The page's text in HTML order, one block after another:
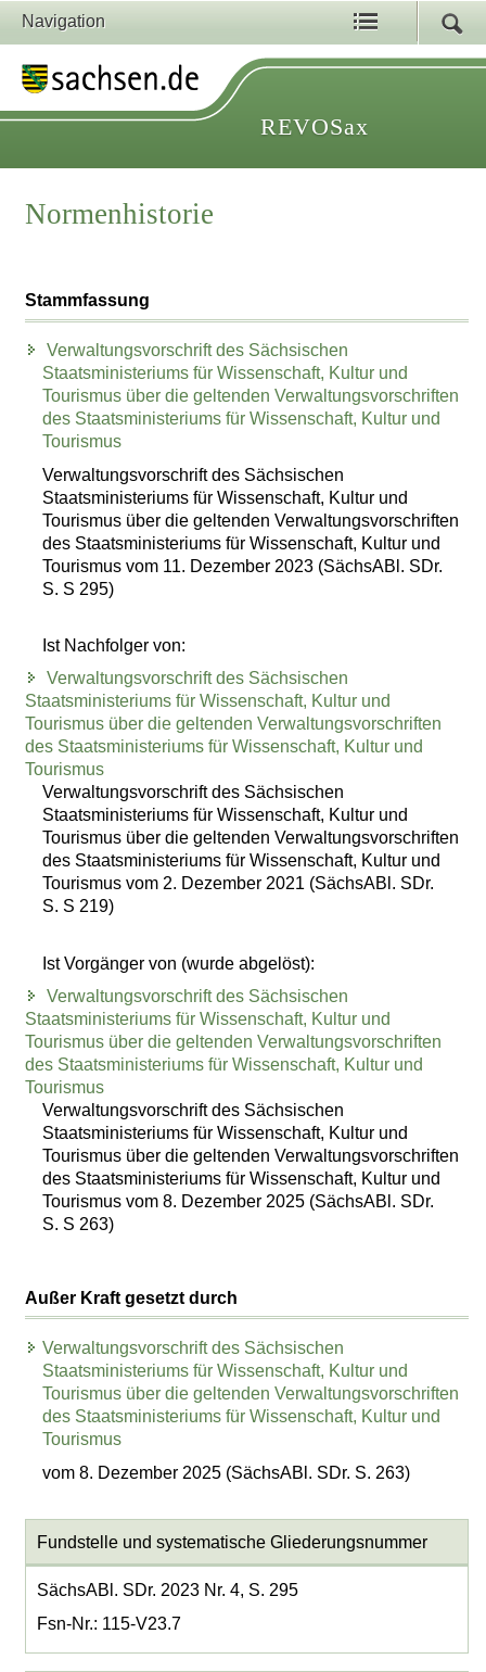
Navigation
REVOSax
Normenhistorie
Stammfassung
Verwaltungsvorschrift des Sächsischen
Staatsministeriums für Wissenschaft, Kultur und
Tourismus über die geltenden Verwaltungsvorschriften
des Staatsministeriums für Wissenschaft, Kultur und
Tourismus
Verwaltungsvorschrift des Sächsischen
Staatsministeriums für Wissenschaft, Kultur und
Tourismus über die geltenden Verwaltungsvorschriften
des Staatsministeriums für Wissenschaft, Kultur und
Tourismus vom 11. Dezember 2023 (SächsABl. SDr.
S. S 295)
Ist Nachfolger von:
Verwaltungsvorschrift des Sächsischen
Staatsministeriums für Wissenschaft, Kultur und
Tourismus über die geltenden Verwaltungsvorschriften
des Staatsministeriums für Wissenschaft, Kultur und
Tourismus
Verwaltungsvorschrift des Sächsischen
Staatsministeriums für Wissenschaft, Kultur und
Tourismus über die geltenden Verwaltungsvorschriften
des Staatsministeriums für Wissenschaft, Kultur und
Tourismus vom 2. Dezember 2021 (SächsABl. SDr.
S. S 219)
Ist Vorgänger von (wurde abgelöst):
Verwaltungsvorschrift des Sächsischen
Staatsministeriums für Wissenschaft, Kultur und
Tourismus über die geltenden Verwaltungsvorschriften
des Staatsministeriums für Wissenschaft, Kultur und
Tourismus
Verwaltungsvorschrift des Sächsischen
Staatsministeriums für Wissenschaft, Kultur und
Tourismus über die geltenden Verwaltungsvorschriften
des Staatsministeriums für Wissenschaft, Kultur und
Tourismus vom 8. Dezember 2025 (SächsABl. SDr.
S. S 263)
Außer Kraft gesetzt durch
Verwaltungsvorschrift des Sächsischen
Staatsministeriums für Wissenschaft, Kultur und
Tourismus über die geltenden Verwaltungsvorschriften
des Staatsministeriums für Wissenschaft, Kultur und
Tourismus
vom 8. Dezember 2025 (SächsABl. SDr. S. 263)
Fundstelle und systematische Gliederungsnummer
SächsABl. SDr. 2023 Nr. 4, S. 295
Fsn-Nr.: 115-V23.7